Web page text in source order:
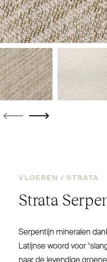
VLOEREN / STRATA
Strata
Ser­pentijn mineralen
Latijnse woord voor ‘
naar de levendige